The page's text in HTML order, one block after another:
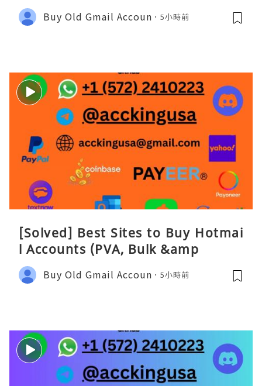
Buy Old Gmail Accoun 5小時前
[Solved] Best Sites to Buy Hotmai
l Accounts (PVA, Bulk &amp
Buy Old Gmail Accoun 5小時前